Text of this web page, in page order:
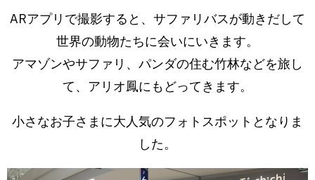
ARアプリで撮影すると、サファリバスが動きだして
世界の動物たちに会いにいきます。
アマゾンやサファリ、パンダの住む竹林などを旅し
て、アリオ鳳にもどってきます。
小さなお子さまに大人気のフォトスポットとなりま
した。